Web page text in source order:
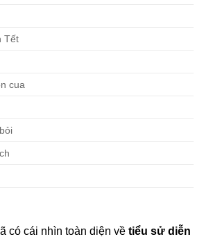
Tết
cua
có cái nhìn toàn diện về tiểu sử diễn